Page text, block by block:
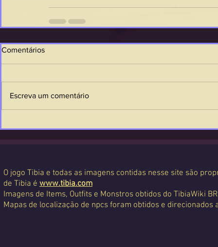
Comentários
Escreva um comentário
O jogo Tibia e todas as imagens contidas nesse site são
de Tibia é www.tibia.com
Imagens de Items, Outfits e Monstros obtidos do TibiaWiki
Mapas de localização de npcs foram obtidos e direcionados